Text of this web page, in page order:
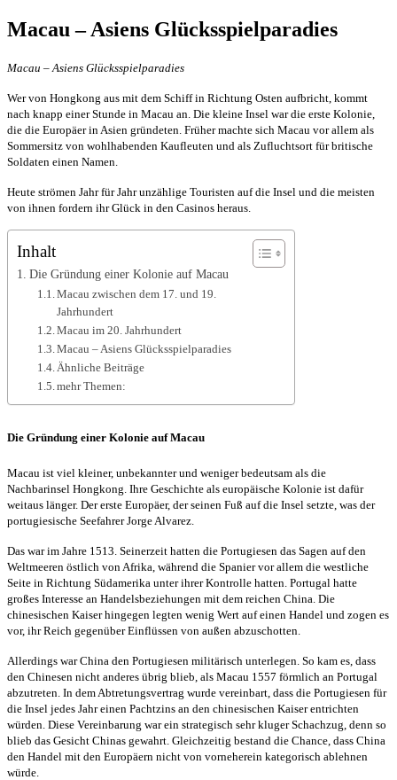
Macau – Asiens Glücksspielparadies
Macau – Asiens Glücksspielparadies
Wer von Hongkong aus mit dem Schiff in Richtung Osten aufbricht, kommt
nach knapp einer Stunde in Macau an. Die kleine Insel war die erste Kolonie,
die die Europäer in Asien gründeten. Früher machte sich Macau vor allem als
Sommersitz von wohlhabenden Kaufleuten und als Zufluchtsort für britische
Soldaten einen Namen.
Heute strömen Jahr für Jahr unzählige Touristen auf die Insel und die meisten
von ihnen fordern ihr Glück in den Casinos heraus.
Inhalt
Die Gründung einer Kolonie auf Macau
Macau zwischen dem 17. und 19.
Jahrhundert
Macau im 20. Jahrhundert
Macau – Asiens Glücksspielparadies
Ähnliche Beiträge
mehr Themen:
Die Gründung einer Kolonie auf Macau
Macau ist viel kleiner, unbekannter und weniger bedeutsam als die
Nachbarinsel Hongkong. Ihre Geschichte als europäische Kolonie ist dafür
weitaus länger. Der erste Europäer, der seinen Fuß auf die Insel setzte, was der
portugiesische Seefahrer Jorge Alvarez.
Das war im Jahre 1513. Seinerzeit hatten die Portugiesen das Sagen auf den
Weltmeeren östlich von Afrika, während die Spanier vor allem die westliche
Seite in Richtung Südamerika unter ihrer Kontrolle hatten. Portugal hatte
großes Interesse an Handelsbeziehungen mit dem reichen China. Die
chinesischen Kaiser hingegen legten wenig Wert auf einen Handel und zogen es
vor, ihr Reich gegenüber Einflüssen von außen abzuschotten.
Allerdings war China den Portugiesen militärisch unterlegen. So kam es, dass
den Chinesen nicht anderes übrig blieb, als Macau 1557 förmlich an Portugal
abzutreten. In dem Abtretungsvertrag wurde vereinbart, dass die Portugiesen für
die Insel jedes Jahr einen Pachtzins an den chinesischen Kaiser entrichten
würden. Diese Vereinbarung war ein strategisch sehr kluger Schachzug, denn so
blieb das Gesicht Chinas gewahrt. Gleichzeitig bestand die Chance, dass China
den Handel mit den Europäern nicht von vorneherein kategorisch ablehnen
würde.